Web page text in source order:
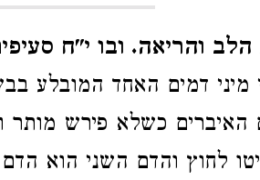
הלב והריאה. ובו י"ח
מיני דמים האחד המובלע
האיברים כשלא פירש מותר
לחוץ והדם השני הוא